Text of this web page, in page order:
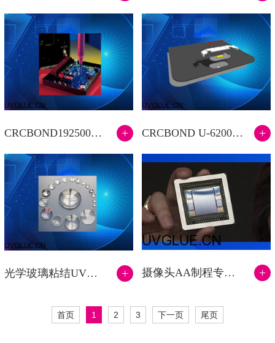
CRCBOND192500电子灌封UV无影胶水 + CRCBOND U-6200手机HOME键粘结固定UV无影胶水 +
光学玻璃粘结UV无影胶水 + 摄像头AA制程专用UV无影胶水 +
首页 1 2 3 下一页 尾页